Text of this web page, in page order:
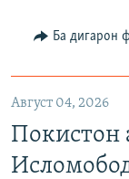
Ба дигарон
Август 04, 2026
Покистон